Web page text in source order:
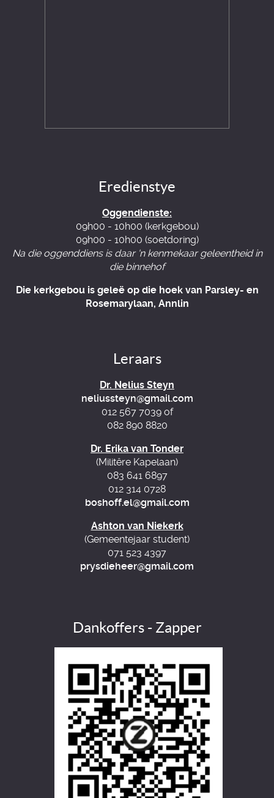
Eredienstye
Oggendienste:
09h00 - 10h00 (kerkgebou)
09h00 - 10h00 (soetdoring)
Na die oggenddiens is daar 'n kenmekaar geleentheid in
die binnehof
Die kerkgebou is geleë op die hoek van Parsley- en
Rosemarylaan, Annlin
Leraars
Dr. Nelius Steyn
neliussteyn@gmail.com
012 567 7039 of
082 890 8820
Dr. Erika van Tonder
(Militêre Kapelaan)
083 641 6897
012 314 0728
boshoff.el@gmail.com
Ashton van Niekerk
(Gemeentejaar student)
071 523 4397
prysdieheer@gmail.com
Dankoffers - Zapper